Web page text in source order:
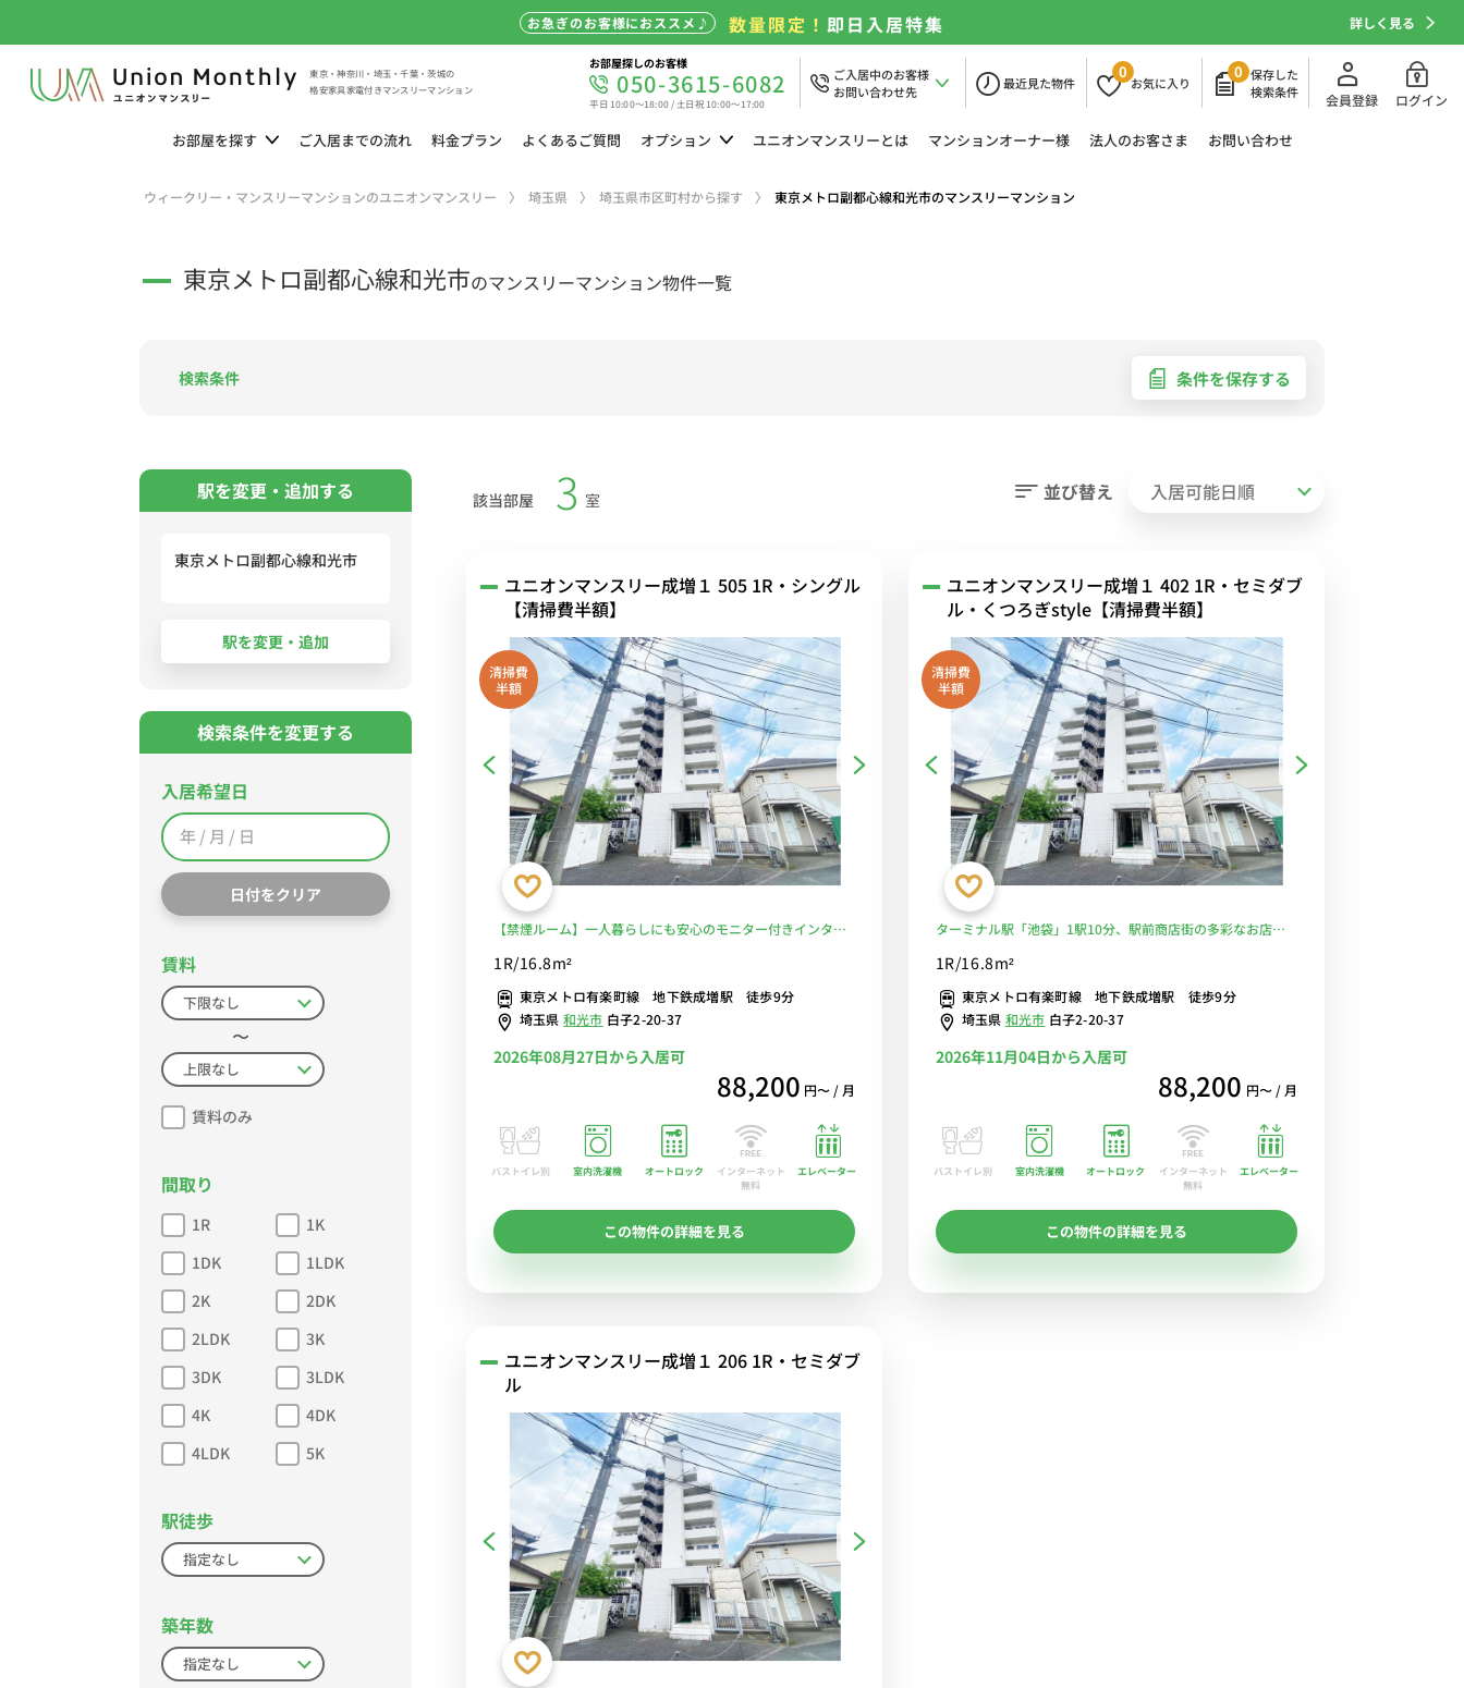
お急ぎのお客様におススメ♪ 数量限定！即日入居特集 詳しく見る
東京・神奈川・埼玉・千葉・茨城の
格安家具家電付きマンスリーマンション
お部屋探しのお客様
050-3615-6082
平日 10:00～18:00 / 土日祝 10:00～17:00
ご入居中のお客様
お問い合わせ先
最近見た物件
0
お気に入り
0 保存した
検索条件
会員登録 ログイン
お部屋を探す ご入居までの流れ 料金プラン よくあるご質問 オプション ユニオンマンスリーとは マンションオーナー様 法人のお客さま お問い合わせ
ウィークリー・マンスリーマンションのユニオンマンスリー 埼玉県 埼玉県市区町村から探す 東京メトロ副都心線和光市のマンスリーマンション
東京メトロ副都心線和光市のマンスリーマンション物件一覧
検索条件 条件を保存する
該当部屋 3 室 並び替え
ユニオンマンスリー成増１ 505 1R・シングル
【清掃費半額】
清掃費
半額
【禁煙ルーム】一人暮らしにも安心のモニター付きインター
き。東京メトロ有楽町線 地下鉄成増駅 徒歩9分。■選べるWi-
Fi格安レンタル中！
1R/16.8m²
東京メトロ有楽町線 地下鉄成増駅 徒歩9分
埼玉県 和光市 白子2-20-37
2026年08月27日から入居可
88,200 円〜 / 月
バストイレ別 室内洗濯機 オートロック
インターネット
無料
エレベーター
この物件の詳細を見る
ユニオンマンスリー成増１ 402 1R・セミダブ
ル・くつろぎstyle【清掃費半額】
清掃費
半額
ターミナル駅「池袋」1駅10分、駅前商店街の多彩なお店で
1R/16.8m²
東京メトロ有楽町線 地下鉄成増駅 徒歩9分
埼玉県 和光市 白子2-20-37
2026年11月04日から入居可
88,200 円〜 / 月
バストイレ別 室内洗濯機 オートロック
インターネット
無料
エレベーター
この物件の詳細を見る
ユニオンマンスリー成増１ 206 1R・セミダブ
ル
駅を変更・追加する
東京メトロ副都心線和光市
検索条件を変更する
入居希望日
日付をクリア
賃料
〜
賃料のみ
間取り
1R
1K
1DK
1LDK
2K
2DK
2LDK
3K
3DK
3LDK
4K
4DK
4LDK
5K
駅徒歩
築年数